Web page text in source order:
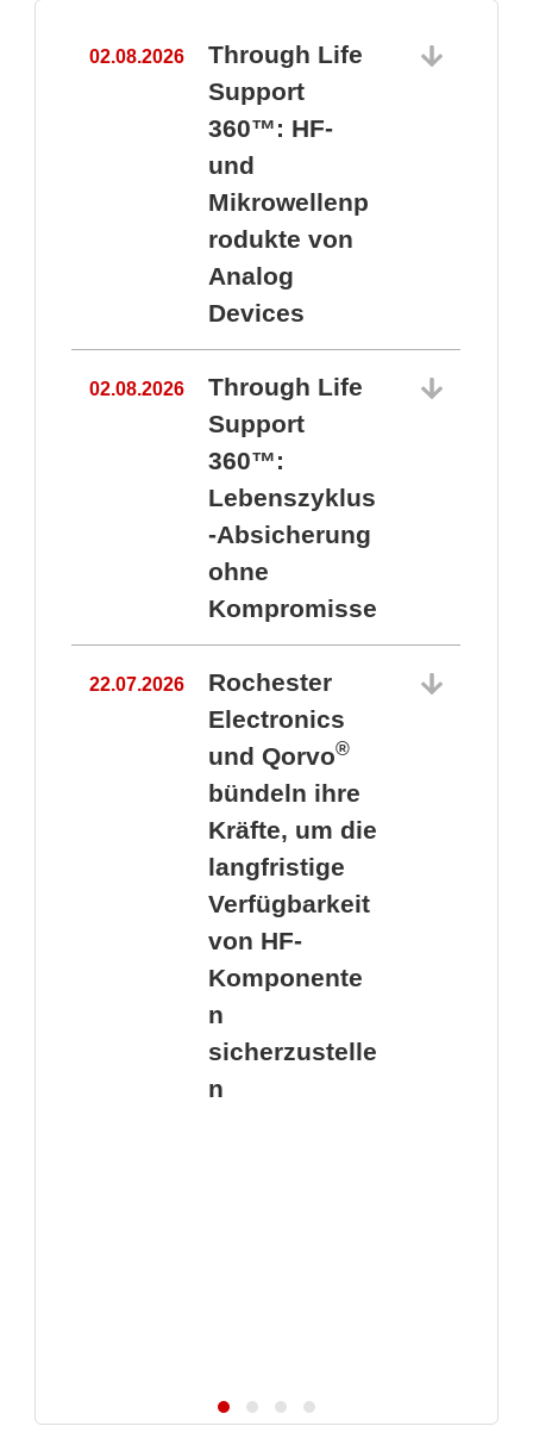
02.08.2026
Through Life
Support
360™: HF-
und
Mikrowellenp
rodukte von
Analog
Devices
02.08.2026
Through Life
Support
360™:
Lebenszyklus
-Absicherung
ohne
Kompromisse
22.07.2026
Rochester
Electronics
und Qorvo®
bündeln ihre
Kräfte, um die
langfristige
Verfügbarkeit
von HF-
Komponente
n
sicherzustelle
n